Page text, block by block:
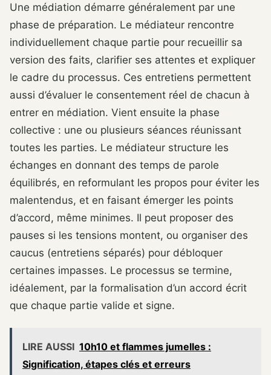
Une médiation démarre généralement par une
phase de préparation. Le médiateur rencontre
individuellement chaque partie pour recueillir sa
version des faits, clarifier ses attentes et expliquer
le cadre du processus. Ces entretiens permettent
aussi d’évaluer le consentement réel de chacun à
entrer en médiation. Vient ensuite la phase
collective : une ou plusieurs séances réunissant
toutes les parties. Le médiateur structure les
échanges en donnant des temps de parole
équilibrés, en reformulant les propos pour éviter les
malentendus, et en faisant émerger les points
d’accord, même minimes. Il peut proposer des
pauses si les tensions montent, ou organiser des
caucus (entretiens séparés) pour débloquer
certaines impasses. Le processus se termine,
idéalement, par la formalisation d’un accord écrit
que chaque partie valide et signe.
LIRE AUSSI 10h10 et flammes jumelles :
Signification, étapes clés et erreurs